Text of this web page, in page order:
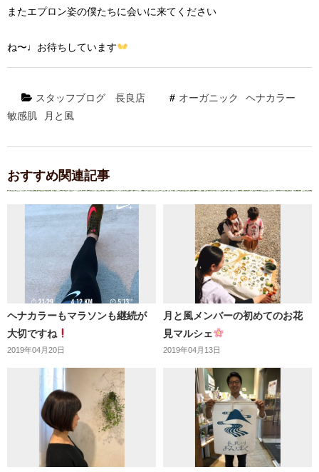
またエプロン姿の僕たちに会いに来てください
ね〜♩お待ちしています
スタッフブログ 長良店 オーガニック
ヘナカラー
敏感肌
月と風
おすすめ関連記事
ヘナカラーもマラソンも継続が
大切ですね
2019年04月20日
月と風メンバーの初めてのお花
見マルシェ
2019年04月13日